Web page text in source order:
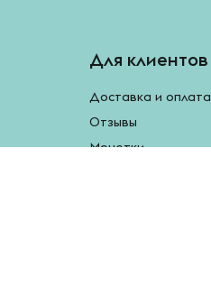
Для клиентов
Доставка и оплата
Отзывы
Монетки